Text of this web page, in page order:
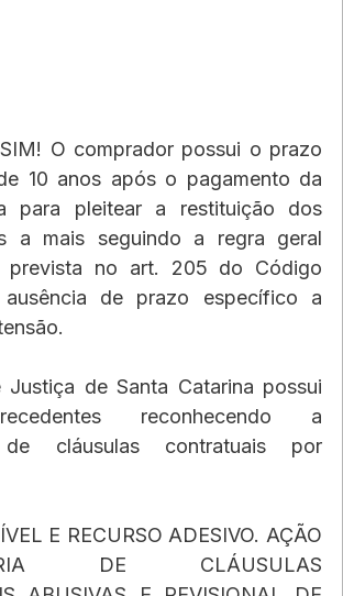
O comprador possui o prazo
10 anos após o pagamento da
para pleitear a restituição dos
a mais seguindo a regra geral
prevista no art. 205 do Código
de prazo específico a
Justiça de Santa Catarina possui
reconhecendo a
de cláusulas contratuais por
E RECURSO ADESIVO. AÇÃO
DE CLÁUSULAS